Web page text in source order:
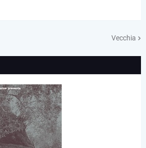
Vecchia